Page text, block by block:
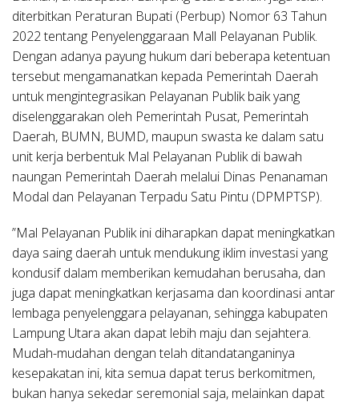
diterbitkan Peraturan Bupati (Perbup) Nomor 63 Tahun
2022 tentang Penyelenggaraan Mall Pelayanan Publik.
Dengan adanya payung hukum dari beberapa ketentuan
tersebut mengamanatkan kepada Pemerintah Daerah
untuk mengintegrasikan Pelayanan Publik baik yang
diselenggarakan oleh Pemerintah Pusat, Pemerintah
Daerah, BUMN, BUMD, maupun swasta ke dalam satu
unit kerja berbentuk Mal Pelayanan Publik di bawah
naungan Pemerintah Daerah melalui Dinas Penanaman
Modal dan Pelayanan Terpadu Satu Pintu (DPMPTSP).
”Mal Pelayanan Publik ini diharapkan dapat meningkatkan
daya saing daerah untuk mendukung iklim investasi yang
kondusif dalam memberikan kemudahan berusaha, dan
juga dapat meningkatkan kerjasama dan koordinasi antar
lembaga penyelenggara pelayanan, sehingga kabupaten
Lampung Utara akan dapat lebih maju dan sejahtera.
Mudah-mudahan dengan telah ditandatanganinya
kesepakatan ini, kita semua dapat terus berkomitmen,
bukan hanya sekedar seremonial saja, melainkan dapat